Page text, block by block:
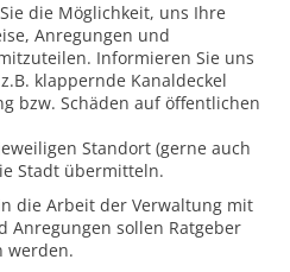
die Möglichkeit, uns Ihre
Anregungen und
Informieren Sie uns
klappernde Kanaldeckel
bzw. Schäden auf öffentlichen
Standort (gerne auch
Stadt übermitteln.
die Arbeit der Verwaltung mit
Anregungen sollen Ratgeber
werden.